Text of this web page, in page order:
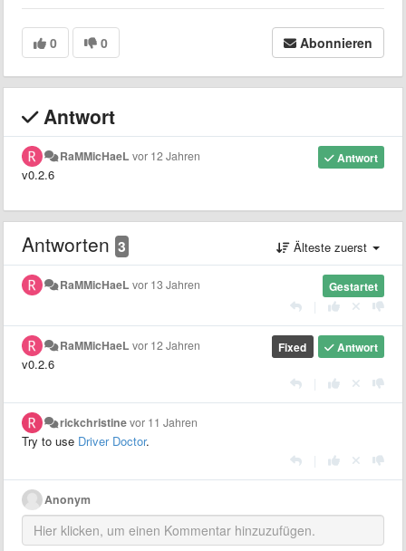
0 0 Abonnieren
Antwort
Antwort
RaMMicHaeL vor 12 Jahren
v0.2.6
Antworten 3 Älteste zuerst
Gestartet
RaMMicHaeL vor 13 Jahren
Antwort
Fixed
RaMMicHaeL vor 12 Jahren
v0.2.6
rickchristinevor 11 Jahren
Try to use Driver Doctor.
Anonym